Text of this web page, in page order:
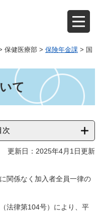
保健医療部 > 保険年金課 > 国
て
次
更新日：2025年4月1日更新
関係なく加入者全員一律の
法律第104号）により、平